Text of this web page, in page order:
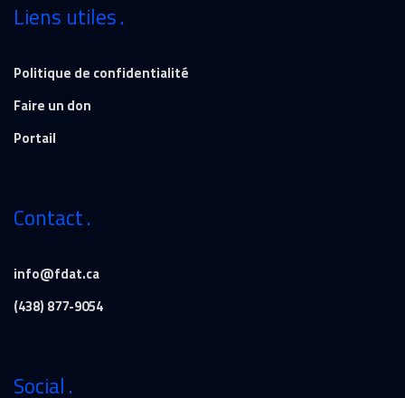
Liens utiles
Politique de confidentialité
Faire un don
Portail
Contact
info@fdat.ca
(438) 877-9054
Social